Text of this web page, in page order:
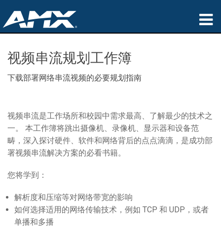
应用领域
哪里购买
支持
公司简介
视频串流规划工作簿
下载部署网络串流视频的必要规划指南
视频串流是工作场所和校园中需求最高、了解最少的技术之
一。 本工作簿将跳出摄像机、录像机、显示器和设备范
畴，深入探讨硬件、软件和网络背后的点点滴滴，是成功部
署视频串流解决方案的必看书籍。
您将学到：
解析度和压缩等对网络带宽的影响
如何选择适用的网络传输技术，例如 TCP 和 UDP，或者
单播和多播